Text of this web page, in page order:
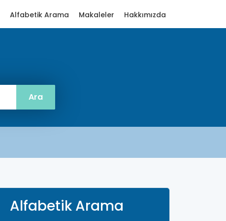
Alfabetik Arama Makaleler Hakkımızda
Alfabetik Arama